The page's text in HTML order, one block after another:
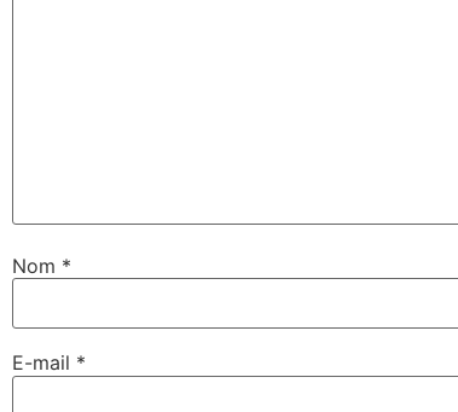
Nom *
E-mail *